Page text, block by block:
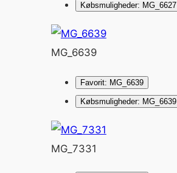
Købsmuligheder: MG_6627
MG_6639
Favorit: MG_6639
Købsmuligheder: MG_6639
MG_7331